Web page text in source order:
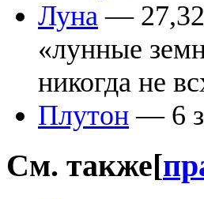
Луна —
«лунные
никогда не
Плутон — 6
См. также[